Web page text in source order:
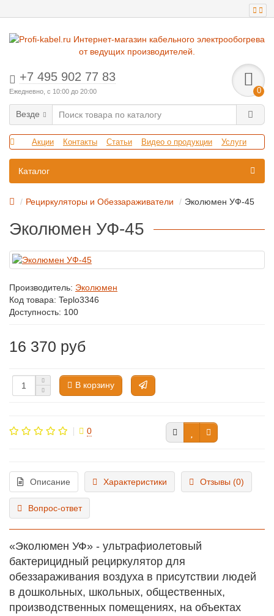
+7 495 902 77 83
Ежедневно, с 10:00 до 20:00 0
Везде
Акции Контакты Статьи Видео о продукции Услуги
Каталог
Рециркуляторы и Обеззараживатели Эколюмен УФ-45
Эколюмен УФ-45
Производитель: Эколюмен
Код товара: Teplo3346
Доступность: 100
16 370 руб
В корзину
0
Описание Характеристики Отзывы (0)
Вопрос-ответ
«Эколюмен УФ» - ультрафиолетовый
бактерицидный рециркулятор для
обеззараживания воздуха в присутствии людей
в дошкольных, школьных, общественных,
производственных помещениях, на объектах